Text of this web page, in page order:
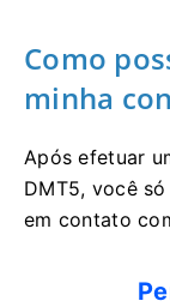
Como
minha
Após efetuar
DMT5, você
em contato